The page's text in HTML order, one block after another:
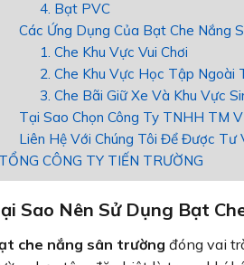
4. Bạt PVC
Các Ứng Dụng Của Bạt Che Nắng
1. Che Khu Vực Vui Chơi
2. Che Khu Vực Học Tập Ngoài
3. Che Bãi Giữ Xe Và Khu Vực
Tại Sao Chọn Công Ty TNHH TM
Liên Hệ Với Chúng Tôi Để Được Tư
TỔNG CÔNG TY TIẾN TRƯỜNG
Sao Nên Sử Dụng Bạt
che nắng sân trường đóng vai